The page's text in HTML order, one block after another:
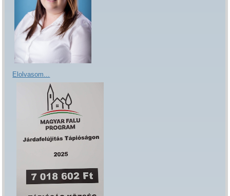
Elolvasom...